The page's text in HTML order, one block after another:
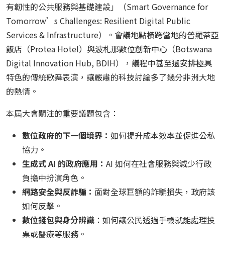
有韌性的公共服務與基礎建設」（Smart Governance for
Tomorrow’s Challenges: Resilient Digital Public
Services & Infrastructure）。會議地點橫跨當地的普羅蒂亞
飯店（Protea Hotel）與波札那數位創新中心（Botswana
Digital Innovation Hub, BDIH），議程中甚至還安排極具
特色的傳統歌舞表演，讓嚴肅的科技討論多了幾分非洲大地
的熱情。
本屆大會關注的重要議題包含：
數位政府的下一個境界： 如何提升成本效率並促進公私
協力。
生成式 AI 的政府應用： AI 如何在社會服務與減少行政
負擔中扮演角色。
網路安全與反詐騙： 面對全球巨額的詐騙損失，政府該
如何反擊。
數位錢包與身分辨識 ：如何讓公民透過手機就能處理投
票或醫療等服務。